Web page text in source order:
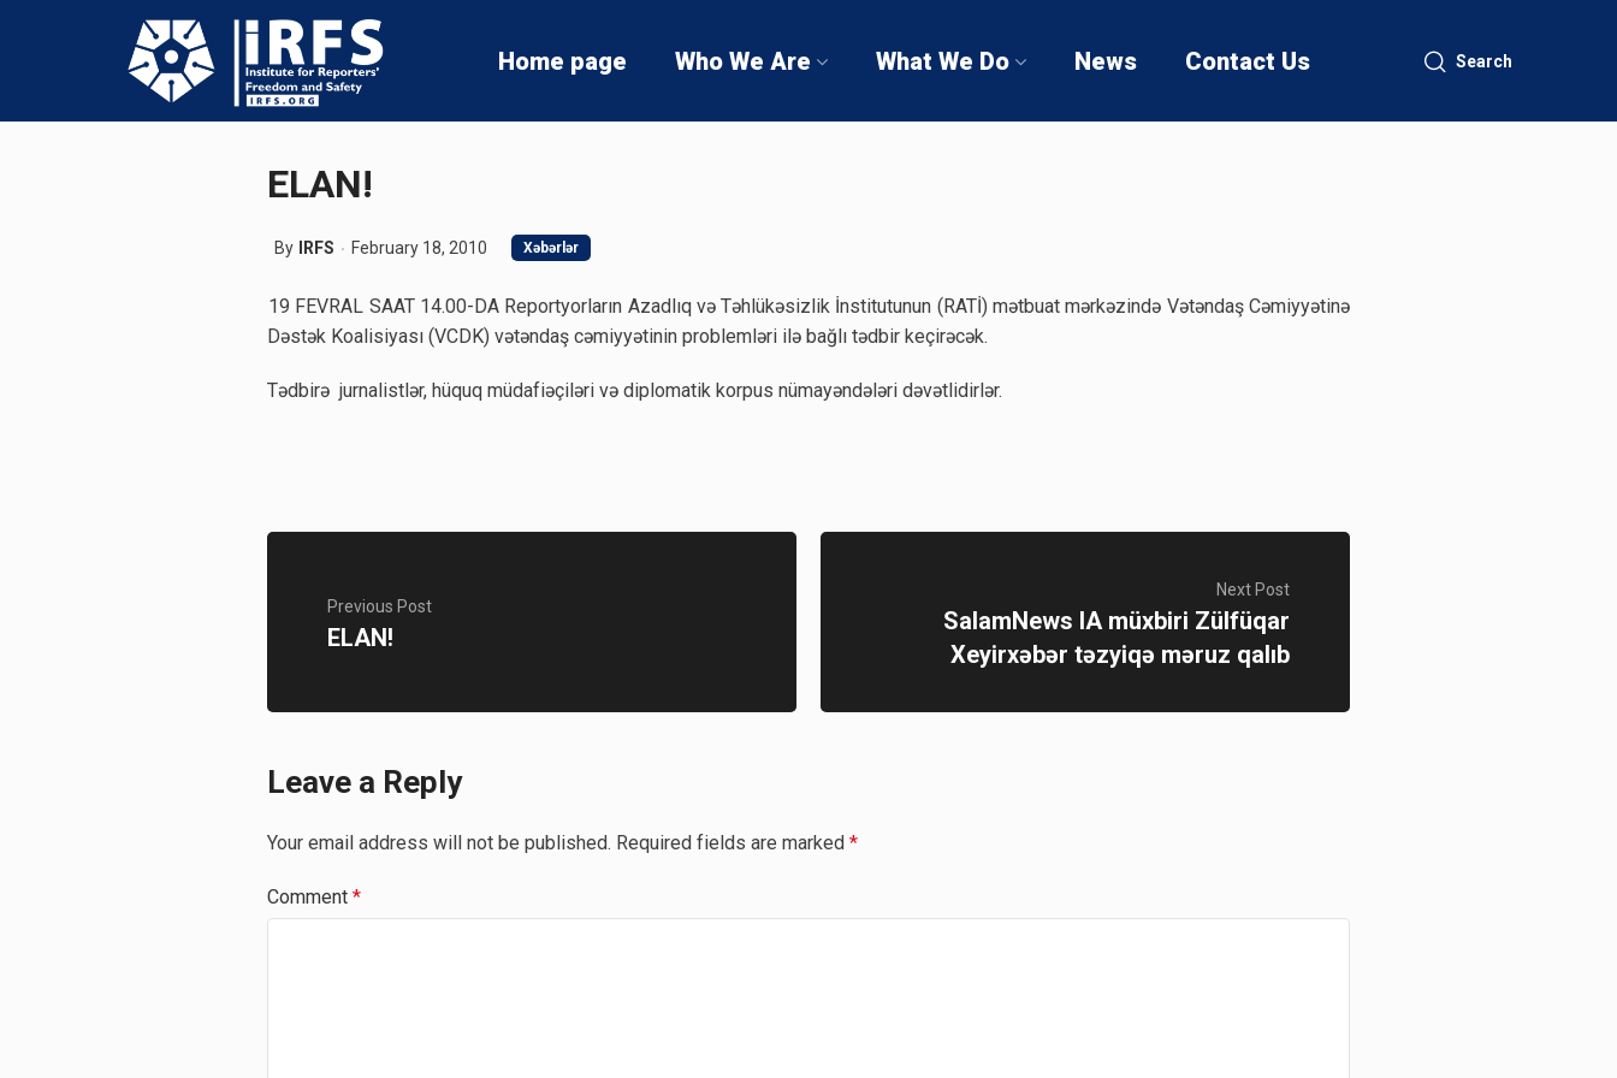
Home page Who We Are What We Do News Contact Us Search
ELAN!
By IRFS February 18, 2010 Xəbərlər
19 FEVRAL SAAT 14.00-DA Reportyorların Azadlıq və Təhlükəsizlik İnstitutunun (RATİ) mətbuat mərkəzində Vətəndaş Cəmiyyətinə
Dəstək Koalisiyası (VCDK) vətəndaş cəmiyyətinin problemləri ilə bağlı tədbir keçirəcək.
Tədbirə jurnalistlər, hüquq müdafiəçiləri və diplomatik korpus nümayəndələri dəvətlidirlər.
Previous Post
ELAN!
Next Post
SalamNews IA müxbiri Zülfüqar
Xeyirxəbər təzyiqə məruz qalıb
Leave a Reply
Your email address will not be published. Required fields are marked *
Comment *